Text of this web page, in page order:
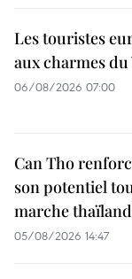
Les touristes
aux charmes
06/08/2026 07:00
Can Tho
son potentiel
marche
05/08/2026 14:47